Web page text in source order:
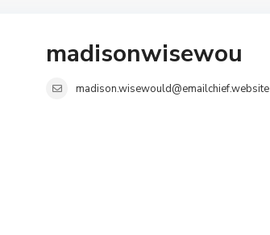
madisonwisewou
madison.wisewould@emailchief.website